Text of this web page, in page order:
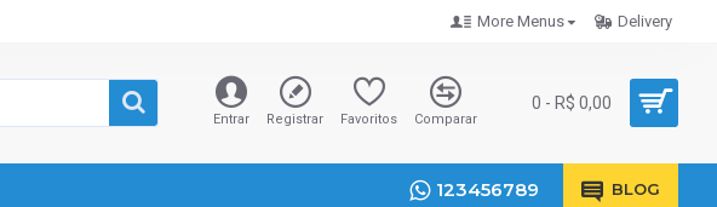
More Menus Delivery
Entrar Registrar Favoritos Comparar
0 - R$ 0,00
123456789 BLOG